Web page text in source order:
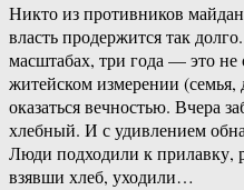
Никто из противников
власть продержится так
масштабах, три года — это
житейском измерении (семья,
оказаться вечностью. Вчера
хлебный. И с удивлением
Люди подходили к прилавку,
взявши хлеб, уходили…